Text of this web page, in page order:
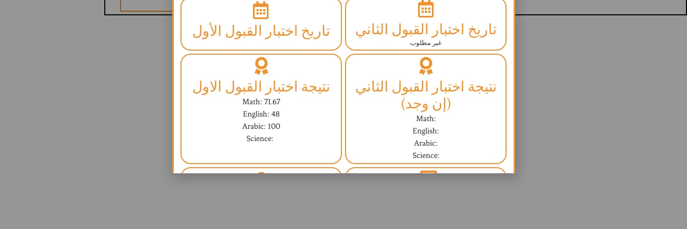
تاريخ اختبار القبول الأول تاريخ اختبار القبول الثاني
غير مطلوب
نتيجة اختبار القبول الاول
Math: 71.67
English: 48
Arabic: 100
Science:
نتيجة اختبار القبول الثاني
(إن وجد)
Math:
English:
Arabic:
Science: